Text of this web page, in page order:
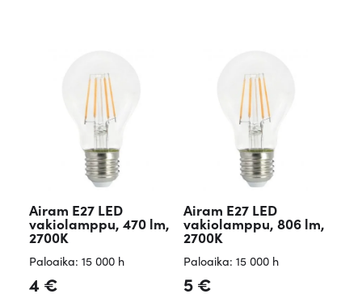
Airam E27 LED
vakiolamppu, 470 lm,
2700K
Paloaika: 15 000 h
4 €
Airam E27 LED
vakiolamppu, 806 lm,
2700K
Paloaika: 15 000 h
5€